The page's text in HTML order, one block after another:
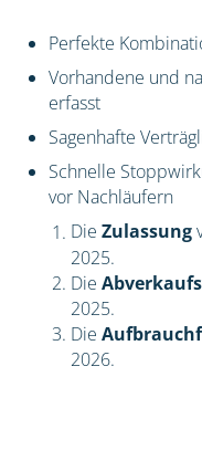
Perfekte
Vorhandene und
erfasst
Sagenhafte
Schnelle
vor Nachläufern
Die Zulassung
2025.
Die
2025.
Die
2026.